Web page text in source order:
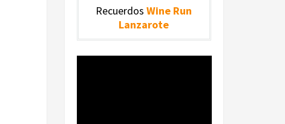
Recuerdos Wine Run
Lanzarote